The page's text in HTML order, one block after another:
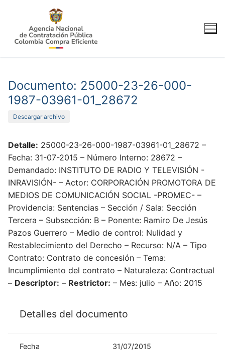
contenido
Documento: 25000-23-26-000-
1987-03961-01_28672
Descargar archivo
Detalle: 25000-23-26-000-1987-03961-01_28672 –
Fecha: 31-07-2015 – Número Interno: 28672 –
Demandado: INSTITUTO DE RADIO Y TELEVISIÓN -
INRAVISIÓN- – Actor: CORPORACIÓN PROMOTORA DE
MEDIOS DE COMUNICACIÓN SOCIAL -PROMEC- –
Providencia: Sentencias – Sección / Sala: Sección
Tercera – Subsección: B – Ponente: Ramiro De Jesús
Pazos Guerrero – Medio de control: Nulidad y
Restablecimiento del Derecho – Recurso: N/A – Tipo
Contrato: Contrato de concesión – Tema:
Incumplimiento del contrato – Naturaleza: Contractual
– Descriptor: – Restrictor: – Mes: julio – Año: 2015
Detalles del documento
Fecha 31/07/2015